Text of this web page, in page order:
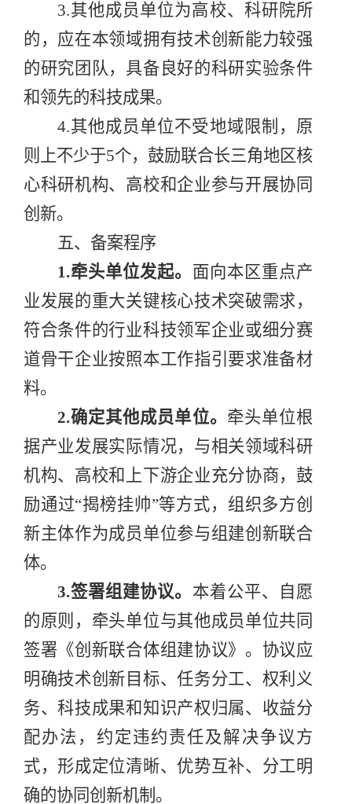
3.其他成员单位为高校、科研院所
的，应在本领域拥有技术创新能力较强
的研究团队，具备良好的科研实验条件
和领先的科技成果。
4.其他成员单位不受地域限制，原
则上不少于5个，鼓励联合长三角地区核
心科研机构、高校和企业参与开展协同
创新。
五、备案程序
1.牵头单位发起。 面向本区重点产
业发展的重大关键核心技术突破需求，
符合条件的行业科技领军企业或细分赛
道骨干企业按照本工作指引要求准备材
料。
2.确定其他成员单位。 牵头单位根
据产业发展实际情况，与相关领域科研
机构、高校和上下游企业充分协商，鼓
励通过“揭榜挂帅”等方式，组织多方创
新主体作为成员单位参与组建创新联合
体。
3.签署组建协议。 本着公平、自愿
的原则，牵头单位与其他成员单位共同
签署《创新联合体组建协议》。协议应
明确技术创新目标、任务分工、权利义
务、科技成果和知识产权归属、收益分
配办法，约定违约责任及解决争议方
式，形成定位清晰、优势互补、分工明
确的协同创新机制。